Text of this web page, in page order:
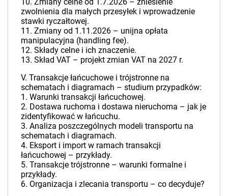
zwolnienia dla małych przesyłek i wprowadzenie
stawki ryczałtowej.
11. Zmiany od 1.11.2026 – unijna opłata
manipulacyjna (handling fee).
12. Składy celne i ich znaczenie.
13. Skład VAT – projekt zmian VAT na 2027 r.
V. Transakcje łańcuchowe i trójstronne na
schematach i diagramach – studium przypadków:
1. Warunki transakcji łańcuchowej.
2. Dostawa ruchoma i dostawa nieruchoma – jak je
zidentyfikować w łańcuchu.
3. Analiza poszczególnych modeli transportu na
schematach i diagramach.
4. Eksport i import w ramach transakcji
łańcuchowej – przykłady.
5. Transakcje trójstronne – warunki formalne i
przykłady.
6. Organizacja i zlecania transportu – co decyduje?